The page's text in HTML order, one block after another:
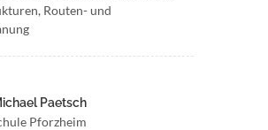
Routen- und
Paetsch
Pforzheim